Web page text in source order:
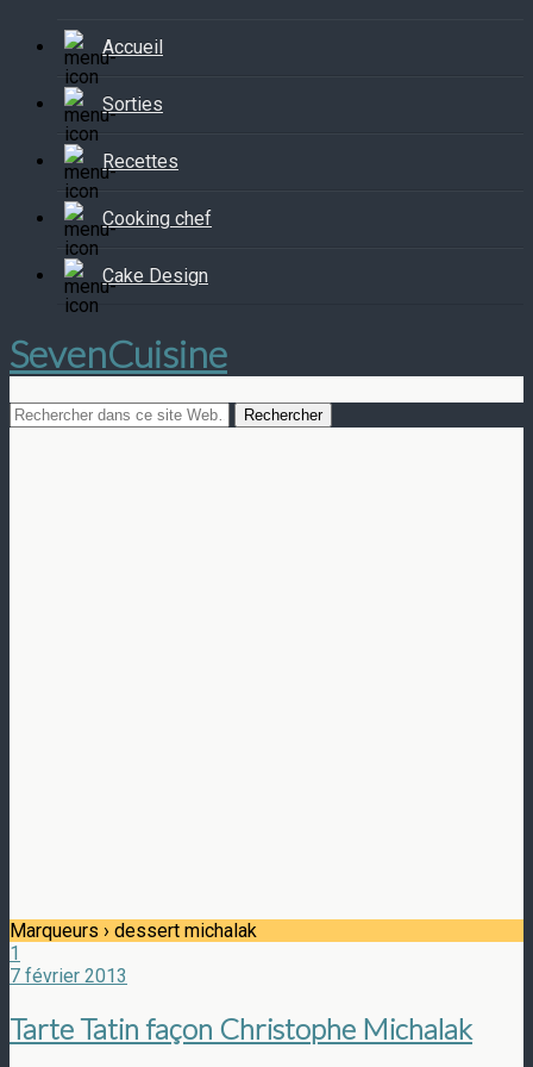
Accueil
Sorties
Recettes
Cooking chef
Cake Design
SevenCuisine
Marqueurs › dessert michalak
1
7 février 2013
Tarte Tatin façon Christophe Michalak